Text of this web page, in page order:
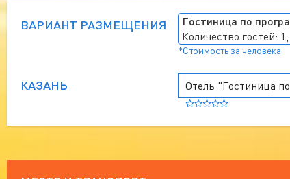
ВАРИАНТ РАЗМЕЩЕНИЯ Гостиница по
Количество гостей:
*Стоимость за человека
КАЗАНЬ Отель "Гостиница